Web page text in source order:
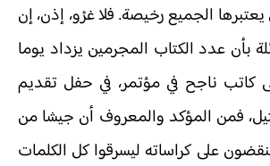
الجميع رخيصة. فلا غرْو، إذن، إن
بأن عدد الكتاب المجرمين يزداد يوما
كاتب ناجح في مؤتمر، في حفل تقديم
فمن المؤكد والمعروف أن جيشا من
على كراساته ليسرقوا كل الكلمات